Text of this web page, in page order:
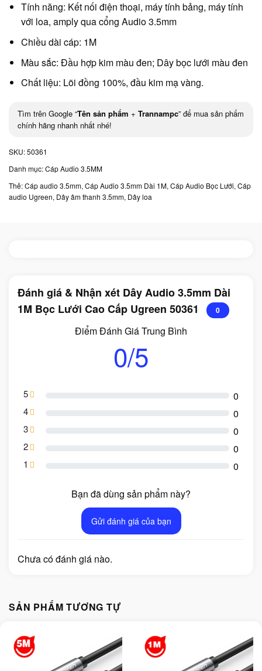
Tính năng: Kết nối điện thoại, máy tính bảng, máy tính
với loa, amply qua cổng Audio 3.5mm
Chiều dài cáp: 1M
Màu sắc: Đầu hợp kim màu đen; Dây bọc lưới màu đen
Chất liệu: Lõi đồng 100%, đầu kim mạ vàng.
Tìm trên Google “Tên sản phẩm + Trannampc” để mua sản phẩm
chính hãng nhanh nhất nhé!
SKU:50361
Danh mục:Cáp Audio 3.5MM
Thẻ:Cáp audio 3.5mm, Cáp Audio 3.5mm Dài 1M, Cáp Audio Bọc Lưới, Cáp
audio Ugreen, Dây âm thanh 3.5mm, Dây loa
Đánh giá & Nhận xét Dây Audio 3.5mm Dài
1M Bọc Lưới Cao Cấp Ugreen 50361
0
Điểm Đánh Giá Trung Bình
0/5
5 0
4 0
3 0
2 0
1 0
Bạn đã dùng sản phẩm này?
Gửi đánh giá của bạn
Chưa có đánh giá nào.
SẢN PHẨM TƯƠNG TỰ